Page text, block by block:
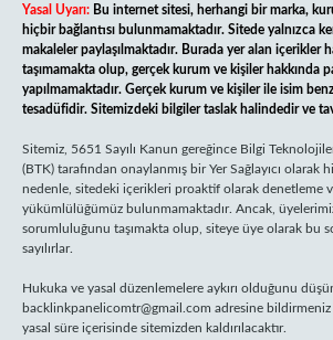
Yasal Uyarı: Bu internet sitesi, herhangi bir marka,
hiçbir bağlantısı bulunmamaktadır. Sitede yalnızca
makaleler paylaşılmaktadır. Burada yer alan içerikler
taşımamakta olup, gerçek kurum ve kişiler hakkında
yapılmamaktadır. Gerçek kurum ve kişiler ile isim
tesadüfidir. Sitemizdeki bilgiler taslak halindedir ve
Sitemiz, 5651 Sayılı Kanun gereğince Bilgi
(BTK) tarafından onaylanmış bir Yer Sağlayıcı olarak
nedenle, sitedeki içerikleri proaktif olarak denetleme
yükümlülüğümüz bulunmamaktadır. Ancak,
sorumluluğunu taşımakta olup, siteye üye olarak bu
sayılırlar.
Hukuka ve yasal düzenlemelere aykırı olduğunu
backlinkpanelicomtr@gmail.com adresine
yasal süre içerisinde sitemizden kaldırılacaktır.